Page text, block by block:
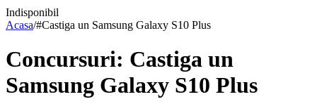
Indisponibil
Acasa/#Castiga un Samsung Galaxy S10 Plus
Concursuri: Castiga un
Samsung Galaxy S10 Plus